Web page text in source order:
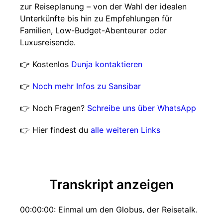
zur Reiseplanung – von der Wahl der idealen
Unterkünfte bis hin zu Empfehlungen für
Familien, Low-Budget-Abenteurer oder
Luxusreisende.
👉 Kostenlos Dunja kontaktieren
👉 Noch mehr Infos zu Sansibar
👉 Noch Fragen? Schreibe uns über WhatsApp
👉 Hier findest du alle weiteren Links
Transkript anzeigen
00:00:00: Einmal um den Globus, der Reisetalk.